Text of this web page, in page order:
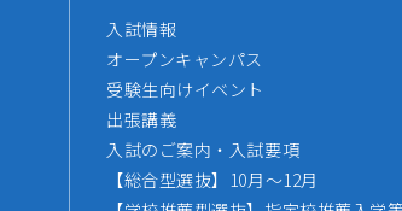
入試情報
オープンキャンパス
受験生向けイベント
出張講義
入試のご案内・入試要項
【総合型選抜】10月～12月